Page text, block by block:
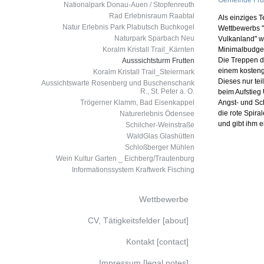
Nationalpark Donau-Auen / Stopfenreuth
Rad Erlebnisraum Raabtal
Natur Erlebnis Park Plabutsch Buchkogel
Naturpark Sparbach Neu
Koralm Kristall Trail_Kärnten
Ausssichtsturm Frutten
Koralm Kristall Trail_Steiermark
Aussichtswarte Rosenberg und Buschenschank
R., St. Peter a. O.
Trögerner Klamm, Bad Eisenkappel
Naturerlebnis Ödensee
Schilcher-Weinstraße
WaldGlas Glashütten
Schloßberger Mühlen
Wein Kultur Garten _ Eichberg/Trautenburg
Informationssystem Kraftwerk Fisching
Wettbewerbe
CV, Tätigkeitsfelder [about]
Kontakt [contact]
Als einziges
Wettbewerbs
Vulkanland"
Die Treppen
einem
Dieses nur
beim
Angst- und
die rote
und gibt ihm